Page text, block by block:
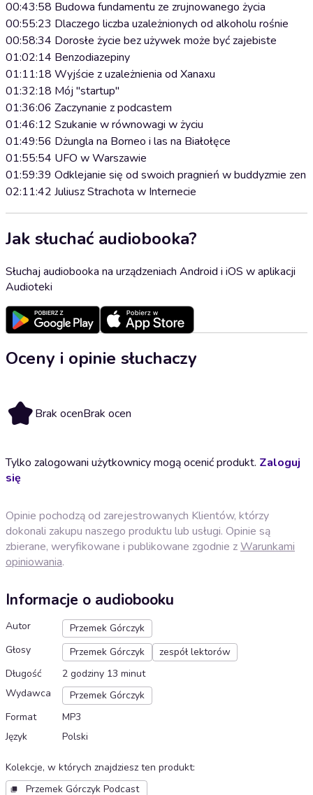
00:43:58 Budowa fundamentu ze zrujnowanego życia
00:55:23 Dlaczego liczba uzależnionych od alkoholu rośnie
00:58:34 Dorosłe życie bez używek może być zajebiste
01:02:14 Benzodiazepiny
01:11:18 Wyjście z uzależnienia od Xanaxu
01:32:18 Mój "startup"
01:36:06 Zaczynanie z podcastem
01:46:12 Szukanie w równowagi w życiu
01:49:56 Dżungla na Borneo i las na Białołęce
01:55:54 UFO w Warszawie
01:59:39 Odklejanie się od swoich pragnień w buddyzmie zen
02:11:42 Juliusz Strachota w Internecie
Jak słuchać audiobooka?
Słuchaj audiobooka na urządzeniach Android i iOS w aplikacji
Audioteki
Oceny i opinie słuchaczy
Brak ocenBrak ocen
Tylko zalogowani użytkownicy mogą ocenić produkt. Zaloguj
się
Opinie pochodzą od zarejestrowanych Klientów, którzy
dokonali zakupu naszego produktu lub usługi. Opinie są
zbierane, weryfikowane i publikowane zgodnie zWarunkami
opiniowania.
Informacje o audiobooku
Autor
Przemek Górczyk
Głosy
Przemek Górczyk
zespół lektorów
Długość
2 godziny 13 minut
Wydawca
Przemek Górczyk
Format
MP3
Język
Polski
Kolekcje, w których znajdziesz ten produkt:
Przemek Górczyk Podcast